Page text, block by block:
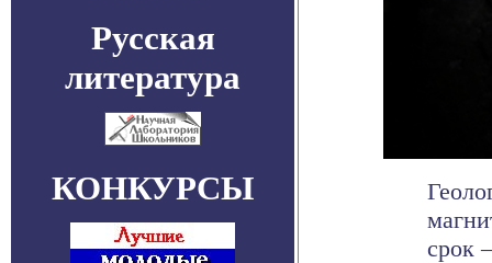
Русская
литература
КОНКУРСЫ
срок